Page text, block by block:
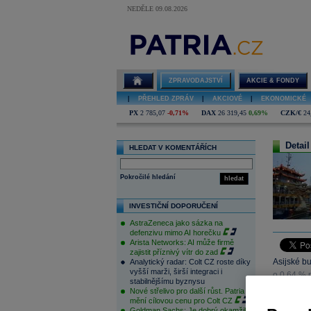
NEDĚLE 09.08.2026
ZPRAVODAJSTVÍ AKCIE & FONDY
PŘEHLED ZPRÁV AKCIOVÉ EKONOMICKÉ
PX 2 785,07 -0,71% DAX 26 319,45 0,69% CZK/€
HLEDAT V KOMENTÁŘÍCH
hledat
Pokročilé hledání
INVESTIČNÍ DOPORUČENÍ
AstraZeneca jako sázka na
defenzivu mimo AI horečku
Arista Networks: AI může firmě
zajistit příznivý vítr do zad
Analytický radar: Colt CZ roste díky
vyšší marži, širší integraci i
stabilnějšímu byznysu
Nové střelivo pro další růst. Patria
mění cílovou cenu pro Colt CZ
Asijské
o 0,64 %